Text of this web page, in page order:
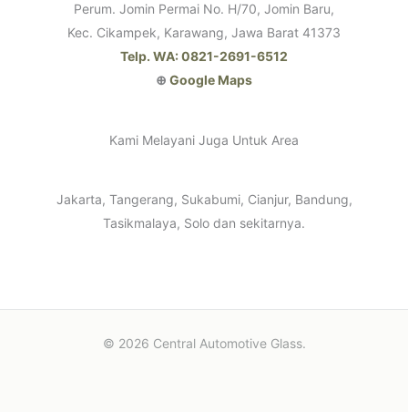
Perum. Jomin Permai No. H/70, Jomin Baru,
Kec. Cikampek, Karawang, Jawa Barat 41373
Telp. WA: 0821-2691-6512
⊕ Google Maps
Kami Melayani Juga Untuk Area
Jakarta, Tangerang, Sukabumi, Cianjur, Bandung,
Tasikmalaya, Solo dan sekitarnya.
© 2026 Central Automotive Glass.